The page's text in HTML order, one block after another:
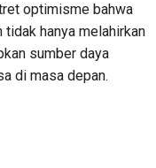
optimisme bahwa
hanya melahirkan
sumber daya
di masa depan.